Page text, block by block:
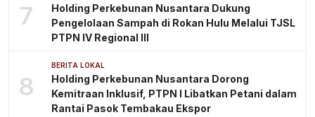
7
Holding Perkebunan Nusantara Dukung
Pengelolaan Sampah di Rokan Hulu Melalui TJSL
PTPN IV Regional III
8
BERITA LOKAL
Holding Perkebunan Nusantara Dorong
Kemitraan Inklusif, PTPN I Libatkan Petani dalam
Rantai Pasok Tembakau Ekspor